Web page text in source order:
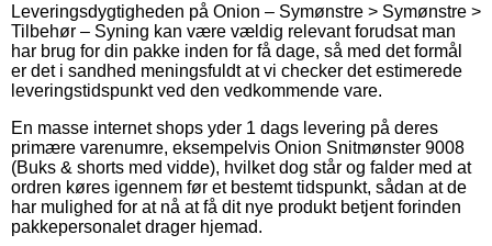
Leveringsdygtigheden på Onion – Symønstre > Symønstre >
Tilbehør – Syning kan være vældig relevant forudsat man
har brug for din pakke inden for få dage, så med det formål
er det i sandhed meningsfuldt at vi checker det estimerede
leveringstidspunkt ved den vedkommende vare.
En masse internet shops yder 1 dags levering på deres
primære varenumre, eksempelvis Onion Snitmønster 9008
(Buks & shorts med vidde), hvilket dog står og falder med at
ordren køres igennem før et bestemt tidspunkt, sådan at de
har mulighed for at nå at få dit nye produkt betjent forinden
pakkepersonalet drager hjemad.